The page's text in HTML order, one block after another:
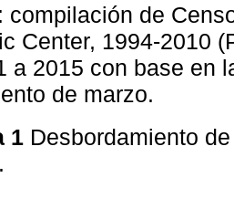
compilación de
Center, 1994-2010
a 2015 con base en
de marzo.
1 Desbordamiento